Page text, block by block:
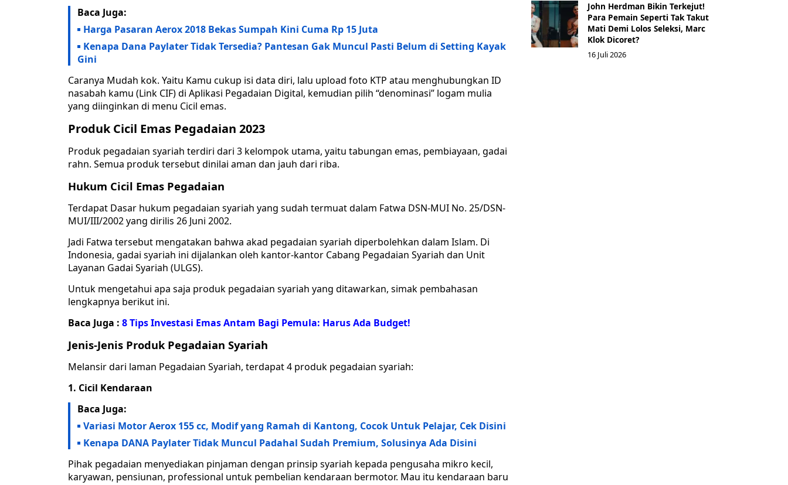
Baca Juga:
Harga Pasaran Aerox 2018 Bekas Sumpah Kini Cuma Rp 15 Juta
Kenapa Dana Paylater Tidak Tersedia? Pantesan Gak Muncul Pasti Belum di Setting Kayak
Gini
Caranya Mudah kok. Yaitu Kamu cukup isi data diri, lalu upload foto KTP atau menghubungkan ID
nasabah kamu (Link CIF) di Aplikasi Pegadaian Digital, kemudian pilih “denominasi” logam mulia
yang diinginkan di menu Cicil emas.
Produk Cicil Emas Pegadaian 2023
Produk pegadaian syariah terdiri dari 3 kelompok utama, yaitu tabungan emas, pembiayaan, gadai
rahn. Semua produk tersebut dinilai aman dan jauh dari riba.
Hukum Cicil Emas Pegadaian
Terdapat Dasar hukum pegadaian syariah yang sudah termuat dalam Fatwa DSN-MUI No. 25/DSN-
MUI/III/2002 yang dirilis 26 Juni 2002.
Jadi Fatwa tersebut mengatakan bahwa akad pegadaian syariah diperbolehkan dalam Islam. Di
Indonesia, gadai syariah ini dijalankan oleh kantor-kantor Cabang Pegadaian Syariah dan Unit
Layanan Gadai Syariah (ULGS).
Untuk mengetahui apa saja produk pegadaian syariah yang ditawarkan, simak pembahasan
lengkapnya berikut ini.
Baca Juga : 8 Tips Investasi Emas Antam Bagi Pemula: Harus Ada Budget!
Jenis-Jenis Produk Pegadaian Syariah
Melansir dari laman Pegadaian Syariah, terdapat 4 produk pegadaian syariah:
1. Cicil Kendaraan
Baca Juga:
Variasi Motor Aerox 155 cc, Modif yang Ramah di Kantong, Cocok Untuk Pelajar, Cek Disini
Kenapa DANA Paylater Tidak Muncul Padahal Sudah Premium, Solusinya Ada Disini
Pihak pegadaian menyediakan pinjaman dengan prinsip syariah kepada pengusaha mikro kecil,
karyawan, pensiunan, professional untuk pembelian kendaraan bermotor. Mau itu kendaraan baru
John Herdman Bikin Terkejut!
Para Pemain Seperti Tak Takut
Mati Demi Lolos Seleksi, Marc
Klok Dicoret?
16 Juli 2026